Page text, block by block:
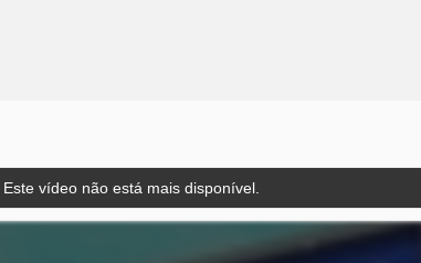
Este vídeo não está mais disponível.